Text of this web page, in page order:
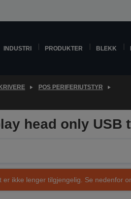
INDUSTRI PRODUKTER BLEKK
POS PERIFERIUTSTYR
head only USB
ikke lenger tilgjengelig. Se nedenfor